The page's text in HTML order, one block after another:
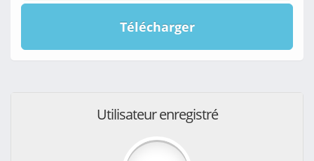
Télécharger
Utilisateur enregistré